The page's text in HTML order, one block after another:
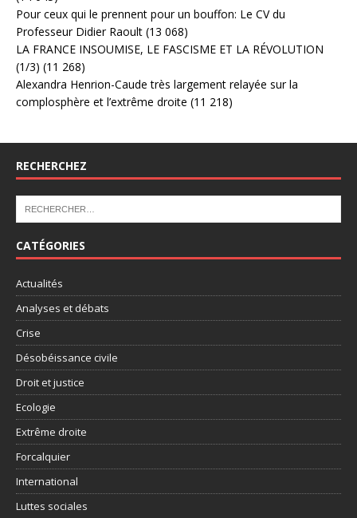
Pour ceux qui le prennent pour un bouffon: Le CV du
Professeur Didier Raoult (13 068)
LA FRANCE INSOUMISE, LE FASCISME ET LA RÉVOLUTION
(1/3) (11 268)
Alexandra Henrion-Caude très largement relayée sur la
complosphère et l’extrême droite (11 218)
RECHERCHEZ
CATÉGORIES
Actualités
Analyses et débats
Crise
Désobéissance civile
Droit et justice
Ecologie
Extrême droite
Forcalquier
International
Luttes sociales